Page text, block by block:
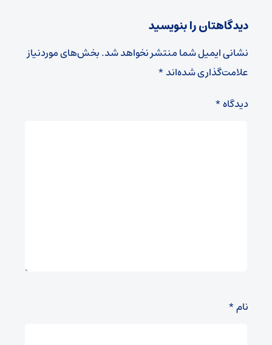
دیدگاهتان را بنویسید
نشانی ایمیل شما منتشر نخواهد شد.بخش‌های موردنیاز
علامت‌گذاری شده‌اند*
دیدگاه*
نام*